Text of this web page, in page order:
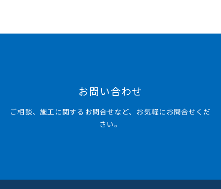
お問い合わせ
ご相談、施工に関するお問合せなど、お気軽にお問合せくだ
さい。